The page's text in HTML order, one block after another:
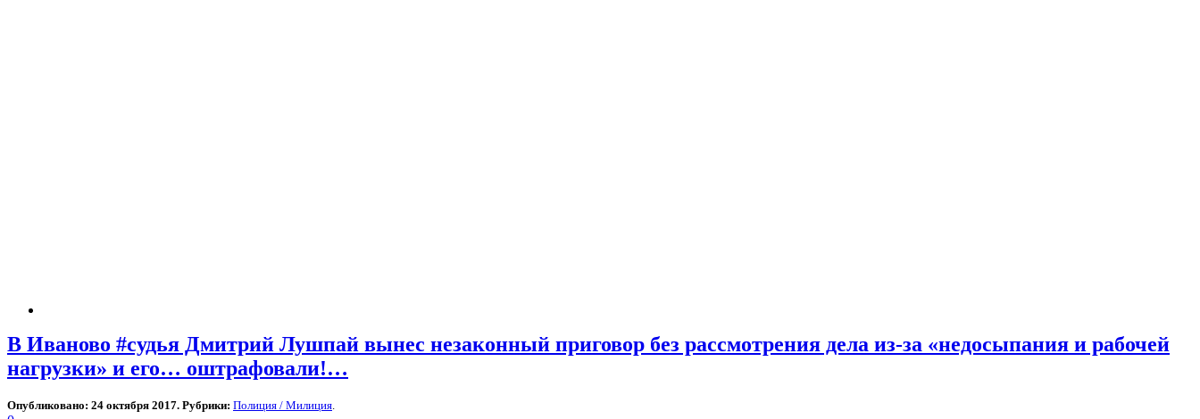
В Иваново #судья Дмитрий Лушпай вынес незаконный приговор без рассмотрения дела из-за «недосыпания и рабочей
нагрузки» и его… оштрафовали!…
Опубликовано: 24 октября 2017. Рубрики: Полиция / Милиция